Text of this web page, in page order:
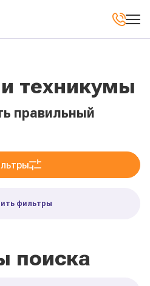
и техникумы
правильный
фильтры
поиска